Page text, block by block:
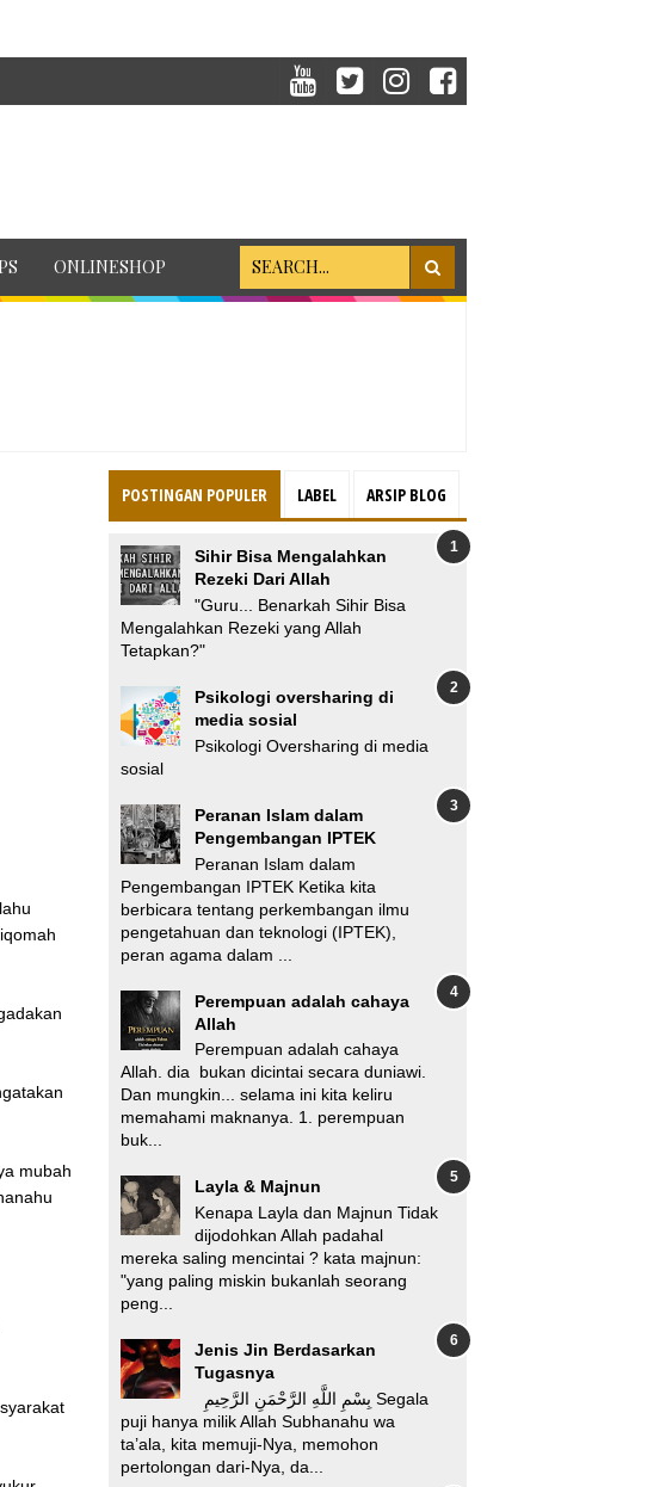
ONLINESHOP
mubah
POSTINGAN POPULER LABEL ARSIP BLOG
Sihir Bisa Mengalahkan
Rezeki Dari Allah
"Guru... Benarkah Sihir Bisa
Mengalahkan Rezeki yang Allah
Tetapkan?"
Psikologi oversharing di
media sosial
Psikologi Oversharing di media
sosial
Peranan Islam dalam
Pengembangan IPTEK
Peranan Islam dalam
Pengembangan IPTEK Ketika kita
berbicara tentang perkembangan ilmu
pengetahuan dan teknologi (IPTEK),
peran agama dalam ...
Perempuan adalah cahaya
Allah
Perempuan adalah cahaya
Allah. dia bukan dicintai secara duniawi.
Dan mungkin... selama ini kita keliru
memahami maknanya. 1. perempuan
buk...
Layla & Majnun
Kenapa Layla dan Majnun Tidak
dijodohkan Allah padahal
mereka saling mencintai ? kata majnun:
"yang paling miskin bukanlah seorang
peng...
Jenis Jin Berdasarkan
Tugasnya
puji hanya milik Allah Subhanahu wa
ta’ala, kita memuji-Nya, memohon
pertolongan dari-Nya, da...